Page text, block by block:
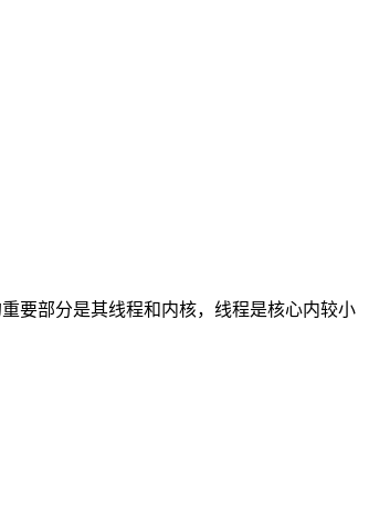
要部分是其线程和内核，线程是核心内较小